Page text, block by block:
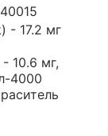
- 17.2 мг
10.6 мг,
4000